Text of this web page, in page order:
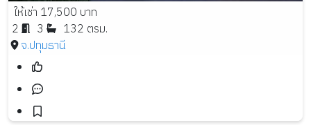
ให้เช่า 17,500 บาท
2
3
132 ตรม.
จ.ปทุมธานี